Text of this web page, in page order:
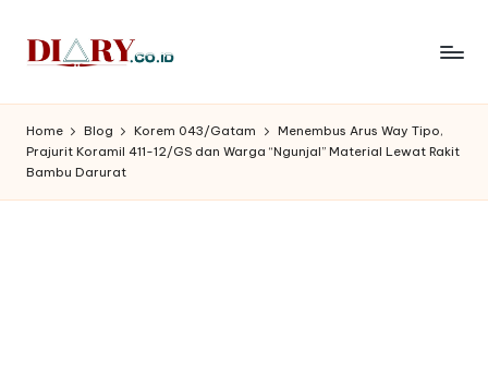
Skip
D
i
a
r
Indonesia
Home Blog Korem 043/Gatam
Menembus Arus Way Tipo,
Prajurit Koramil 411-12/GS dan Warga “Ngunjal” Material Lewat Rakit
Bambu Darurat